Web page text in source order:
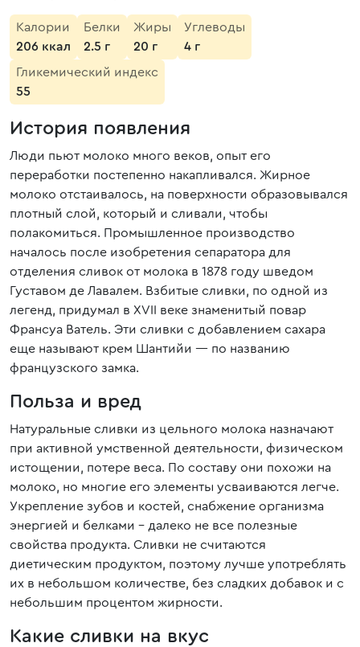
Калории
206 ккал
Белки
2.5 г
Жиры
20 г
Углеводы
4 г
Гликемический индекс
55
История появления
Люди пьют молоко много веков, опыт его
переработки постепенно накапливался. Жирное
молоко отстаивалось, на поверхности образовывался
плотный слой, который и сливали, чтобы
полакомиться. Промышленное производство
началось после изобретения сепаратора для
отделения сливок от молока в 1878 году шведом
Густавом де Лавалем. Взбитые сливки, по одной из
легенд, придумал в XVII веке знаменитый повар
Франсуа Ватель. Эти сливки с добавлением сахара
еще называют крем Шантийи — по названию
французского замка.
Польза и вред
Натуральные сливки из цельного молока назначают
при активной умственной деятельности, физическом
истощении, потере веса. По составу они похожи на
молоко, но многие его элементы усваиваются легче.
Укрепление зубов и костей, снабжение организма
энергией и белками – далеко не все полезные
свойства продукта. Сливки не считаются
диетическим продуктом, поэтому лучше употреблять
их в небольшом количестве, без сладких добавок и с
небольшим процентом жирности.
Какие сливки на вкус